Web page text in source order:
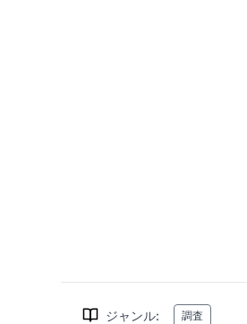
ジャンル: 調査